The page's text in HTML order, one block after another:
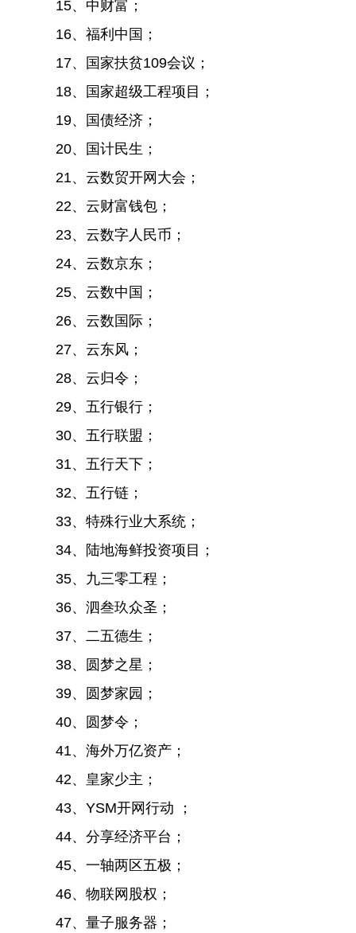
15、中财富；
16、福利中国；
17、国家扶贫109会议；
18、国家超级工程项目；
19、国债经济；
20、国计民生；
21、云数贸开网大会；
22、云财富钱包；
23、云数字人民币；
24、云数京东；
25、云数中国；
26、云数国际；
27、云东风；
28、云归令；
29、五行银行；
30、五行联盟；
31、五行天下；
32、五行链；
33、特殊行业大系统；
34、陆地海鲜投资项目；
35、九三零工程；
36、泗叁玖众圣；
37、二五德生；
38、圆梦之星；
39、圆梦家园；
40、圆梦令；
41、海外万亿资产；
42、皇家少主；
43、YSM开网行动 ；
44、分享经济平台；
45、一轴两区五极；
46、物联网股权；
47、量子服务器；